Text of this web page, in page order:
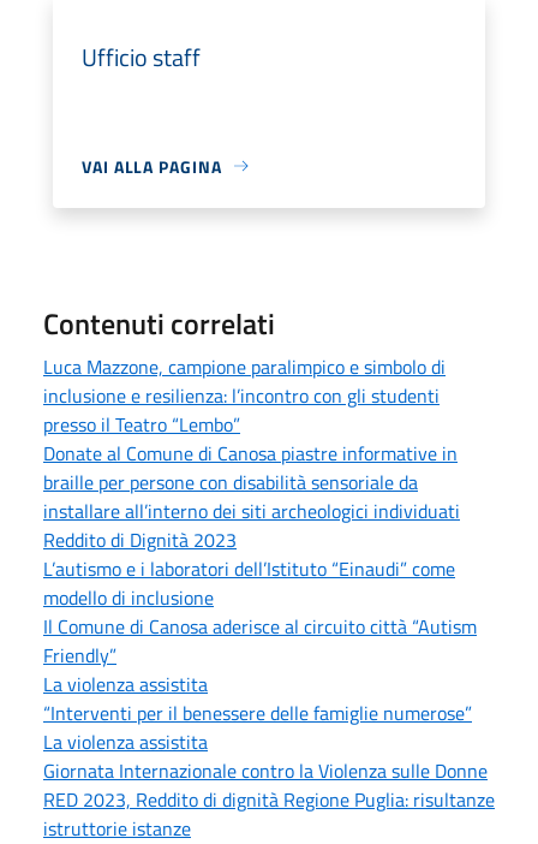
Ufficio staff
VAI ALLA PAGINA
Contenuti correlati
Luca Mazzone, campione paralimpico e simbolo di
inclusione e resilienza: l’incontro con gli studenti
presso il Teatro “Lembo”
Donate al Comune di Canosa piastre informative in
braille per persone con disabilità sensoriale da
installare all’interno dei siti archeologici individuati
Reddito di Dignità 2023
L’autismo e i laboratori dell’Istituto “Einaudi” come
modello di inclusione
Il Comune di Canosa aderisce al circuito città “Autism
Friendly”
La violenza assistita
“Interventi per il benessere delle famiglie numerose”
La violenza assistita
Giornata Internazionale contro la Violenza sulle Donne
RED 2023, Reddito di dignità Regione Puglia: risultanze
istruttorie istanze